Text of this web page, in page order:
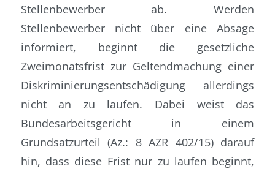
Stellenbewerber ab. Werden
Stellenbewerber nicht über eine Absage
informiert, beginnt die gesetzliche
Zweimonatsfrist zur Geltendmachung einer
Diskriminierungsentschädigung allerdings
nicht an zu laufen. Dabei weist das
Bundesarbeitsgericht in einem
Grundsatzurteil (Az.: 8 AZR 402/15) darauf
hin, dass diese Frist nur zu laufen beginnt,